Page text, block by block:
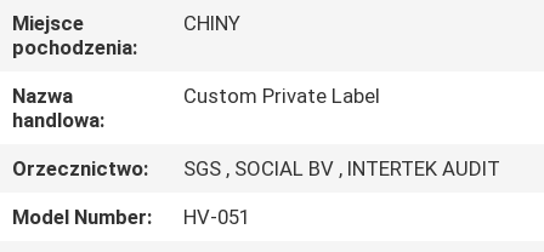
O
NAS
WYCIECZKA
PO
FABRYCE
Miejsce
pochodzenia:
CHINY
Nazwa
handlowa:
Custom Private Label
Orzecznictwo:
SGS , SOCIAL BV , INTERTEK AUDIT
Model Number:
HV-051